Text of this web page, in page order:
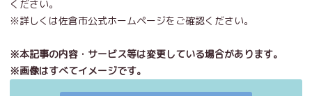
ください。
※詳しくは佐倉市公式ホームページをご確認ください。
※本記事の内容・サービス等は変更している場合があります。
※画像はすべてイメージです。